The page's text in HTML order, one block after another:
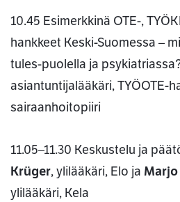
10.45 Esimerkkinä OTE-,
hankkeet Keski-Suomessa –
tules-puolella ja
asiantuntijalääkäri, TYÖOTE-
sairaanhoitopiiri
11.05–11.30 Keskustelu ja
Krüger, ylilääkäri, Elo ja
ylilääkäri, Kela